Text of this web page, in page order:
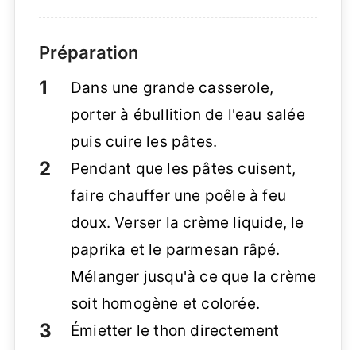
Préparation
Dans une grande casserole,
porter à ébullition de l'eau salée
puis cuire les pâtes.
Pendant que les pâtes cuisent,
faire chauffer une poêle à feu
doux. Verser la crème liquide, le
paprika et le parmesan râpé.
Mélanger jusqu'à ce que la crème
soit homogène et colorée.
Émietter le thon directement